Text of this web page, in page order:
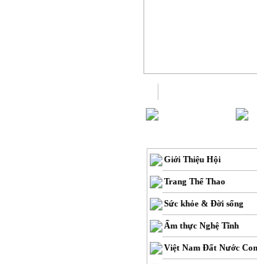
Giới Thiệu Hội
Trang Thể Thao
Sức khỏe & Đời sống
Ẩm thực Nghệ Tĩnh
Việt Nam Đất Nước